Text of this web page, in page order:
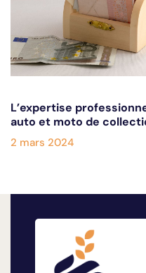
L’expertise
auto et moto de
2 mars 2024